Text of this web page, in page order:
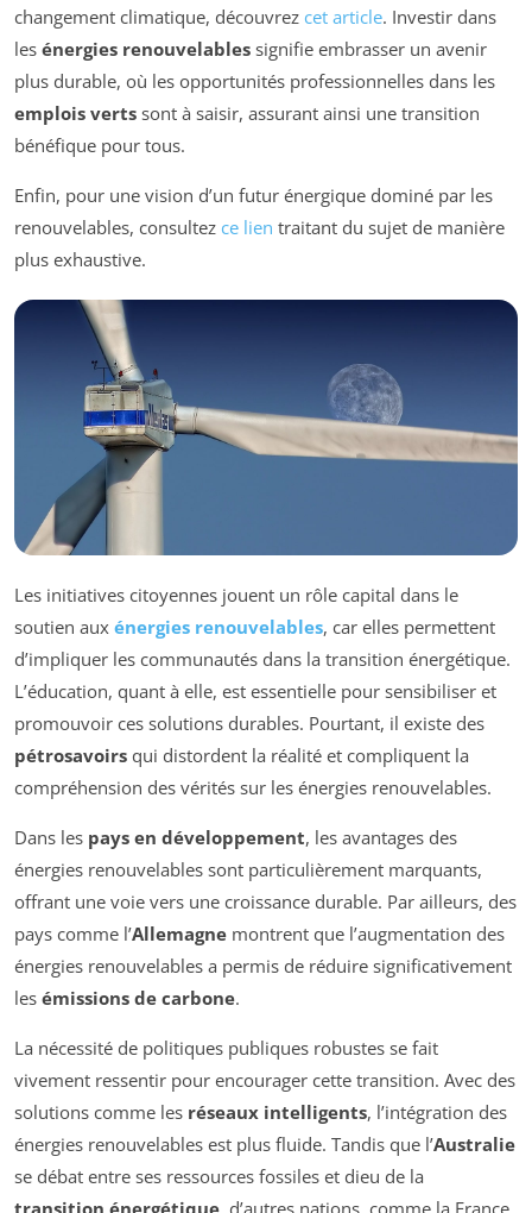
changement climatique, découvrez cet article. Investir dans
les énergies renouvelables signifie embrasser un avenir
plus durable, où les opportunités professionnelles dans les
emplois verts sont à saisir, assurant ainsi une transition
bénéfique pour tous.
Enfin, pour une vision d’un futur énergique dominé par les
renouvelables, consultez ce lien traitant du sujet de manière
plus exhaustive.
Les initiatives citoyennes jouent un rôle capital dans le
soutien aux énergies renouvelables, car elles permettent
d’impliquer les communautés dans la transition énergétique.
L’éducation, quant à elle, est essentielle pour sensibiliser et
promouvoir ces solutions durables. Pourtant, il existe des
pétrosavoirs qui distordent la réalité et compliquent la
compréhension des vérités sur les énergies renouvelables.
Dans les pays en développement, les avantages des
énergies renouvelables sont particulièrement marquants,
offrant une voie vers une croissance durable. Par ailleurs, des
pays comme l’Allemagne montrent que l’augmentation des
énergies renouvelables a permis de réduire significativement
les émissions de carbone.
La nécessité de politiques publiques robustes se fait
vivement ressentir pour encourager cette transition. Avec des
solutions comme les réseaux intelligents, l’intégration des
énergies renouvelables est plus fluide. Tandis que l’Australie
se débat entre ses ressources fossiles et dieu de la